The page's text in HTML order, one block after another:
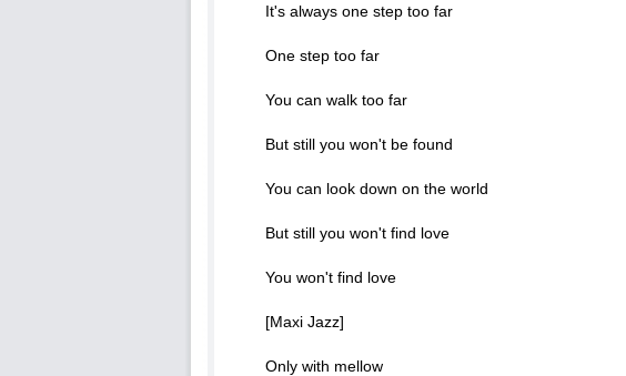
It's always one step too far
One step too far
You can walk too far
But still you won't be found
You can look down on the world
But still you won't find love
You won't find love
[Maxi Jazz]
Only with mellow